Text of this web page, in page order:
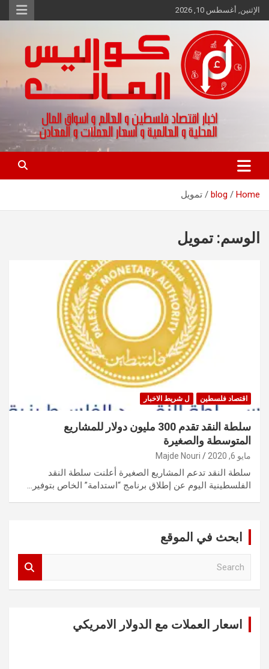
Skip
to
الإثنين, أغسطس 10, 2026
كواليس المال
اخبار اقتصاد فلسطين و العالم و تقارير اسواق المال و العملات
Home
blog تمويل
الوسم:تمويل
اقتصاد فلسطين ل شريط الاخبار
سلطة النقد تقدم 300 مليون دولار للمشاريع
المتوسطة والصغيرة
مايو 6, 2020 Majde Nouri
سلطة النقد تدعم المشاريع الصغيرة أعلنت سلطة النقد
الفلسطينية اليوم عن إطلاق برنامج “استدامة” الخاص بتوفير…
ابحث في الموقع
اسعار العملات مع الدولار الامريكي